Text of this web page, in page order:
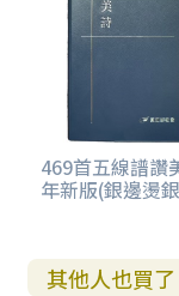
469首五線譜讚
年新版(銀邊燙
其他人也買了